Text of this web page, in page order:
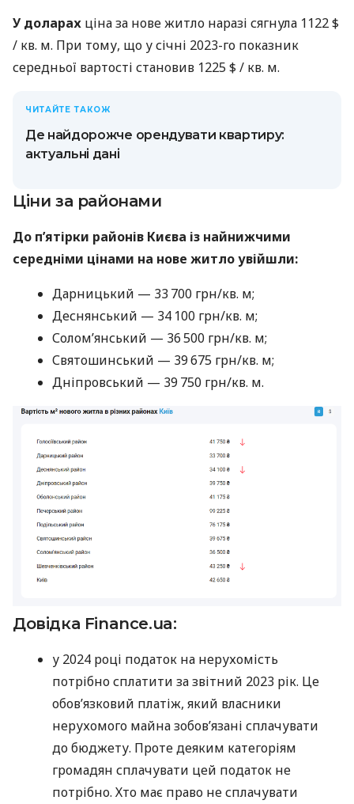
У доларах ціна за нове житло наразі сягнула 1122 $
/ кв. м. При тому, що у січні 2023-го показник
середньої вартості становив 1225 $ / кв. м.
ЧИТАЙТЕ ТАКОЖ
Де найдорожче орендувати квартиру:
актуальні дані
Ціни за районами
До п’ятірки районів Києва із найнижчими
середніми цінами на нове житло увійшли:
Дарницький — 33 700 грн/кв. м;
Деснянський — 34 100 грн/кв. м;
Солом’янський — 36 500 грн/кв. м;
Святошинський — 39 675 грн/кв. м;
Дніпровський — 39 750 грн/кв. м.
Довідка Finance.ua:
у 2024 році податок на нерухомість
потрібно сплатити за звітний 2023 рік. Це
обов’язковий платіж, який власники
нерухомого майна зобов’язані сплачувати
до бюджету. Проте деяким категоріям
громадян сплачувати цей податок не
потрібно. Хто має право не сплачувати